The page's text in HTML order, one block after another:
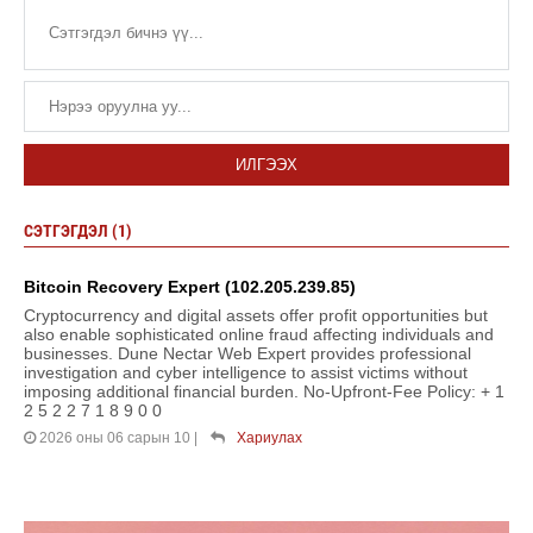
ИЛГЭЭХ
СЭТГЭГДЭЛ (1)
Bitcoin Recovery Expert (102.205.239.85)
Cryptocurrency and digital assets offer profit opportunities but
also enable sophisticated online fraud affecting individuals and
businesses. Dune Nectar Web Expert provides professional
investigation and cyber intelligence to assist victims without
imposing additional financial burden. No-Upfront-Fee Policy: + 1
2 5 2 2 7 1 8 9 0 0
2026 оны 06 сарын 10 Хариулах